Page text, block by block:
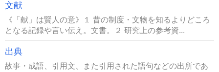
文献
《「献」は賢人の意》１ 昔の制度・文物を知るよりどころ
となる記録や言い伝え。文書。２ 研究上の参考資...
出典
故事・成語、引用文、また引用された語句などの出所であ